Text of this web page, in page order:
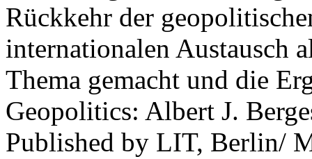
Rückkehr der
internationalen Austausch
Thema gemacht und die
Geopolitics: Albert J.
Published by LIT, Berlin/